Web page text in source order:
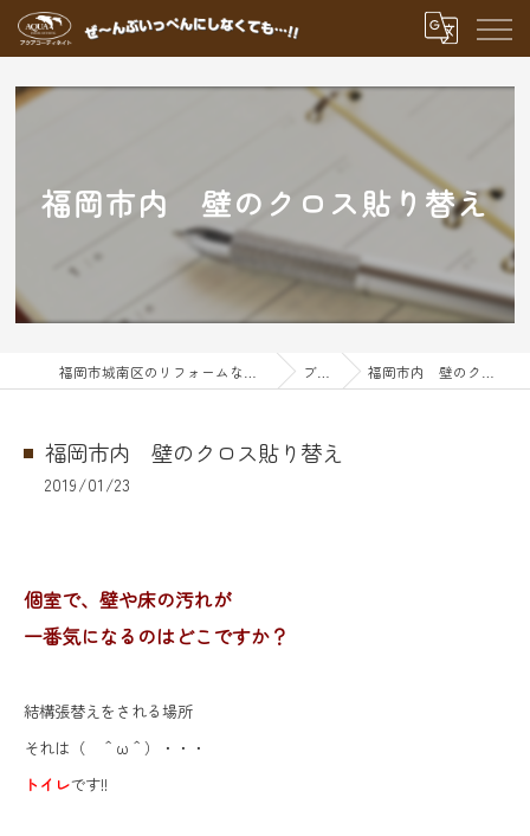
福岡市内 壁のクロス貼り替え
ブログ 福岡市内 壁のクロス貼り替え
福岡市内 壁のクロス貼り替え
2019/01/23
個室で、壁や床の汚れが
一番気になるのはどこですか？
結構張替えをされる場所
それは（ ＾ω＾）・・・
トイレです!!